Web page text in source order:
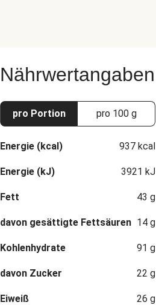
Nährwertangaben
pro Portion pro 100 g
Energie (kcal) 937 kcal
Energie (kJ) 3921 kJ
Fett 43 g
davon gesättigte Fettsäuren 14 g
Kohlenhydrate 91 g
davon Zucker 22 g
Eiweiß 26 g